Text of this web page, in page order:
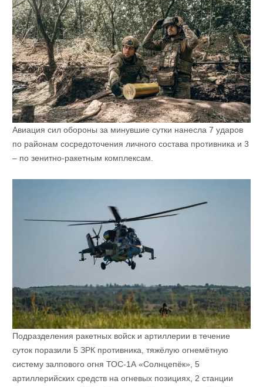
Авиация сил обороны за минувшие сутки нанесла 7 ударов
по районам сосредоточения личного состава противника и 3
– по зенитно-ракетным комплексам.
Подразделения ракетных войск и артиллерии в течение
суток поразили 5 ЗРК противника, тяжёлую огнемётную
систему залпового огня ТОС-1А «Солнцепёк», 5
артиллерийских средств на огневых позициях, 2 станции